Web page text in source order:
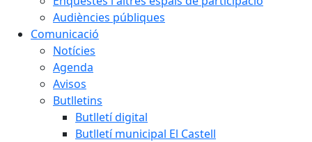
Audiències públiques
Comunicació
Notícies
Agenda
Avisos
Butlletins
Butlletí digital
Butlletí municipal El Castell